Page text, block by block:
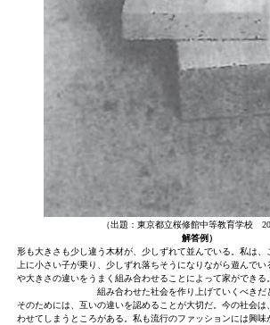
（出題：東京都立桜修館中等教育学校
解答例）
形も大きさも少し違う木材が、少しずれて並んでいる。私は
上に小さい子が乗り、少しずれ落ちそうになりながら遊んで
や大きさの違いをうまく組み合わせることによって家ができる
組み合わせた社会を作り上げていくべきだ
そのためには、互いの違いを認めることが大切だ。今の社会
わせてしまうところがある。私も流行のファッションには興